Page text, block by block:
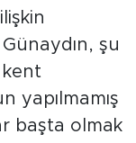
şu
kent
yapılmamış
başta olmak